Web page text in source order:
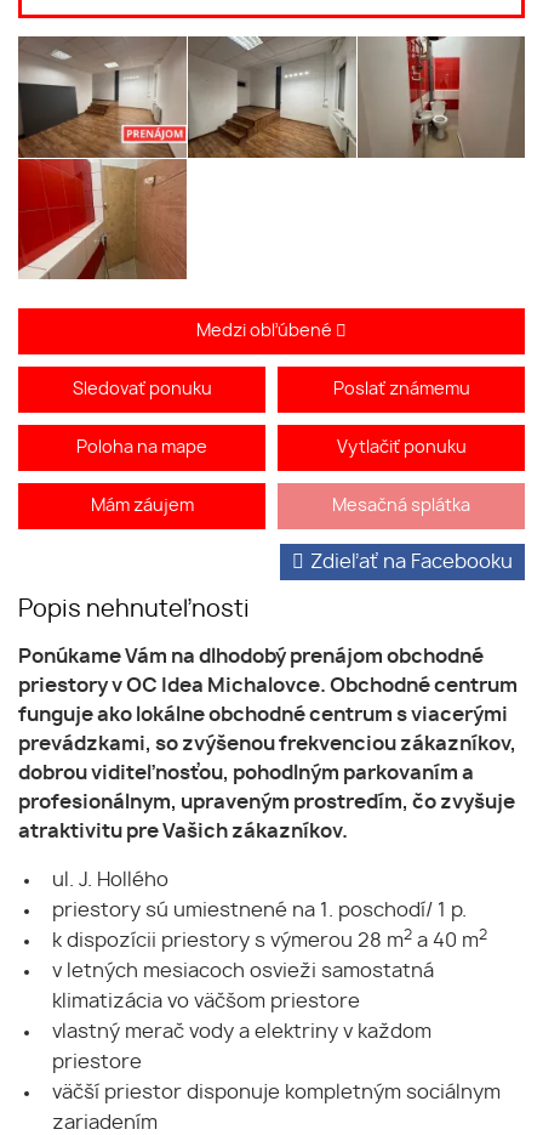
Medzi obľúbené
Sledovať ponuku Poslať známemu
Poloha na mape Vytlačiť ponuku
Mám záujem Mesačná splátka
Popis nehnuteľnosti
Zdieľať na Facebooku
Ponúkame Vám na dlhodobý prenájom obchodné
priestory v OC Idea Michalovce. Obchodné centrum
funguje ako lokálne obchodné centrum s viacerými
prevádzkami, so zvýšenou frekvenciou zákazníkov,
dobrou viditeľnosťou, pohodlným parkovaním a
profesionálnym, upraveným prostredím, čo zvyšuje
atraktivitu pre Vašich zákazníkov.
ul. J. Hollého
priestory sú umiestnené na 1. poschodí/ 1 p.
k dispozícii priestory s výmerou 28 m2 a 40 m2
v letných mesiacoch osvieži samostatná
klimatizácia vo väčšom priestore
vlastný merač vody a elektriny v každom
priestore
väčší priestor disponuje kompletným sociálnym
zariadením